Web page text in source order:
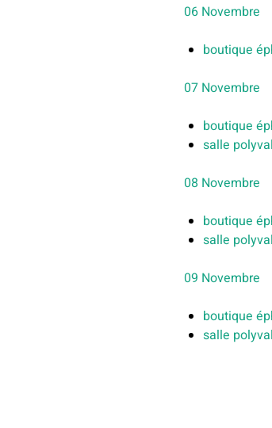
06 Novembre
boutique
07 Novembre
boutique
salle
08 Novembre
boutique
salle
09 Novembre
boutique
salle